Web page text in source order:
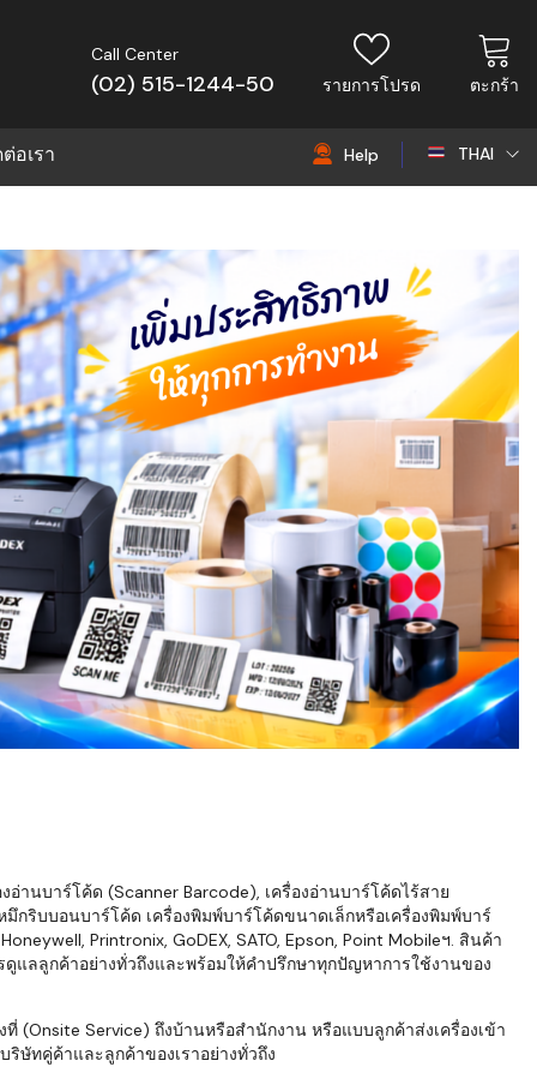
Call Center
(02) 515-1244-50 รายการโปรด ตะกร้า
อเรา Help THAI
EN
านบาร์โค้ด (Scanner Barcode), เครื่องอ่านบาร์โค้ดไร้สาย
กริบบอนบาร์โค้ด เครื่องพิมพ์บาร์โค้ดขนาดเล็กหรือเครื่องพิมพ์บาร์
Printronix, GoDEX, SATO, Epson, Point Mobileฯ. สินค้า
แลลูกค้าอย่างทั่วถึงและพร้อมให้คำปรึกษาทุกปัญหาการใช้งานของ
(Onsite Service) ถึงบ้านหรือสำนักงาน หรือแบบลูกค้าส่งเครื่องเข้า
ษัทคู่ค้าและลูกค้าของเราอย่างทั่วถึง